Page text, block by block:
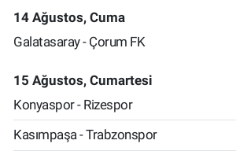
14 Ağustos, Cuma
Galatasaray - Çorum FK
15 Ağustos, Cumartesi
Konyaspor - Rizespor
Kasımpaşa - Trabzonspor